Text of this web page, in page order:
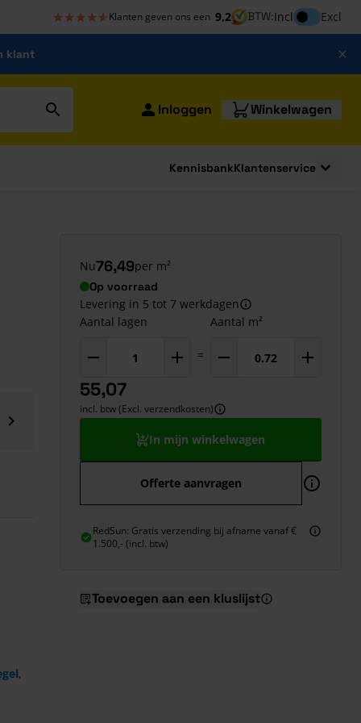
★★★★★
★★★★★ Klanten geven ons een 9,2 BTW:InclInclusief btw
Excl
klant
Inloggen Winkelwagen
for Bouwshop
KennisbankKlantenservice
,
Nu76,49per m²
Op voorraad
Levering in 5 tot 7 werkdagen
Aantal lagen
=
Aantal m²
55,07
incl. btw (Excl. verzendkosten)
In mijn winkelwagen
Offerte aanvragen
RedSun: Gratis verzending bij afname vanaf €
1.500,- (incl. btw)
Toevoegen aan een kluslijst